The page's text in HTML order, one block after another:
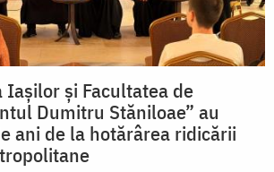
Iașilor și Facultatea de
Dumitru Stăniloae” au
ani de la hotărârea ridicării